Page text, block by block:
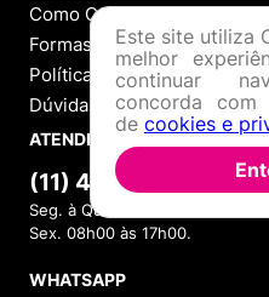
Como Comprar
Formas de Pagamento
Política de Troca
Dúvidas Frequentes
ATENDIMENTO
(11) 4380-6061
Seg. à Quin. 07h00 às 17h00.
Sex. 08h00 às 17h00.
WHATSAPP
Este site utiliza
melhor
continuar
concorda com
de cookies e